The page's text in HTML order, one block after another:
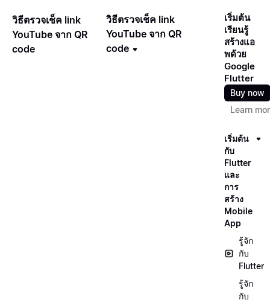
วิธีตรวจเช็ค link
YouTube จาก QR
code
วิธีตรวจเช็ค link
YouTube จาก QR
code
เริ่มต้น
เรียนรู้
สร้างแอ
พด้วย
Google
Flutter
Buy now
Learn
เริ่มต้น
กับ
Flutter
และ
การ
สร้าง
Mobile
App
รู้จัก
กับ
Flutter
รู้จัก
กับ